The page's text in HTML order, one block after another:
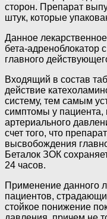
сторон. Препарат
штук, которые
Данное
бета-
главного
Входящий в состав
действие
систему, тем самым
симптомы у пациента,
артериального
счет того, что
высвобождения
Беталок ЗОК
24 часов.
Применение данного
пациентов,
стойкое понижение